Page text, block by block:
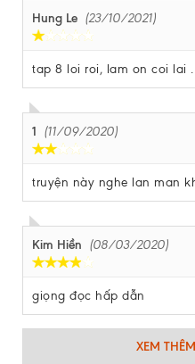
Hung Le (23/10/2021)
tap 8 loi roi, lam on coi lai
1 (11/09/2020)
truyện này nghe lan man
Kim Hiền (08/03/2020)
giọng đọc hấp dẫn
XEM